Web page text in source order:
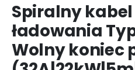
Spiralny kabel
ładowania
Wolny koniec